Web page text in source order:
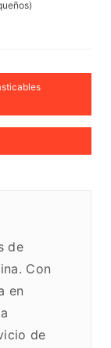
de
Con
en
de